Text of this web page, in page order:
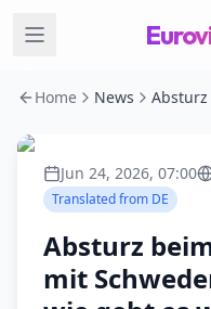
Home News
Jun 24, 2026, 07:00
Translated from DE
Absturz
mit